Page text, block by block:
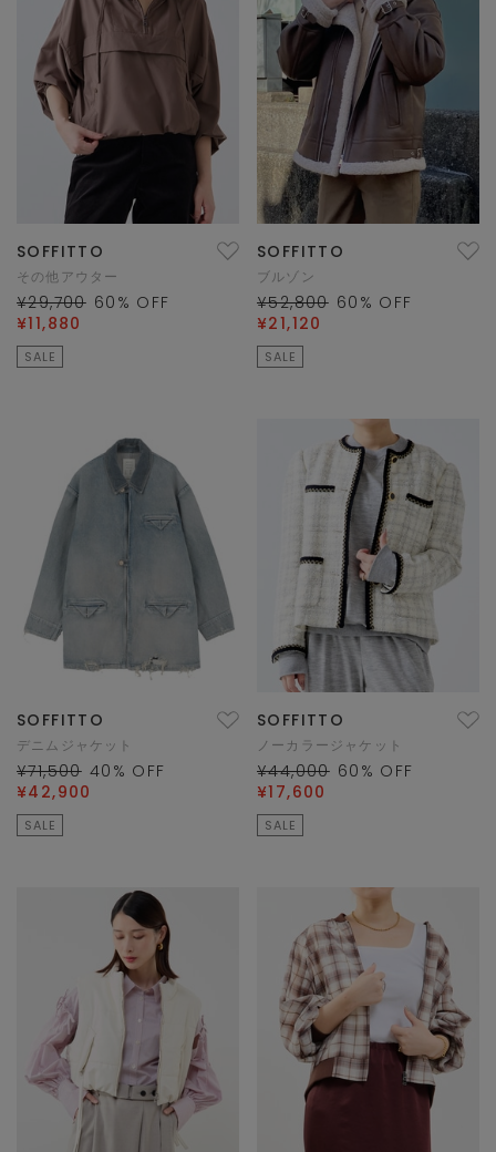
SOFFITTO
その他アウター
¥29,700 60 % OFF
¥11,880
SALE
SOFFITTO
ブルゾン
¥52,800 60 % OFF
¥21,120
SALE
SOFFITTO
デニムジャケット
¥71,500 40 % OFF
¥42,900
SALE
SOFFITTO
ノーカラージャケット
¥44,000 60 % OFF
¥17,600
SALE